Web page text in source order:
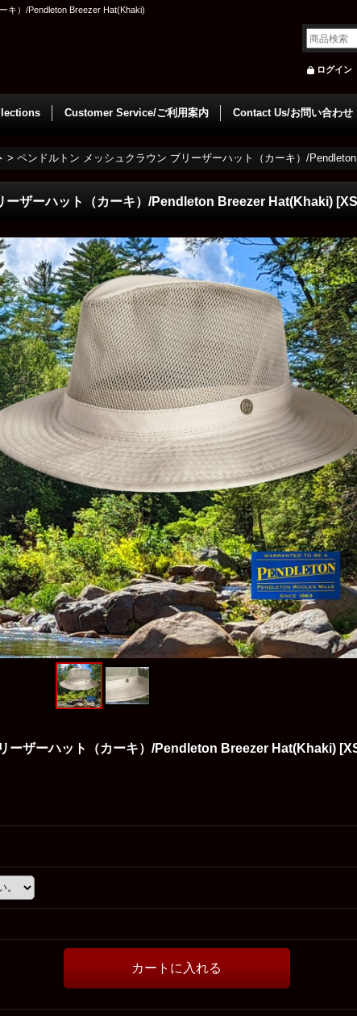
キ）/Pendleton Breezer Hat(Khaki)
ログイン
Customer Service/ご利用案内 Contact Us/お問い合わせ
> ペンドルトン メッシュクラウン ブリーザーハット（カーキ）/
ーザーハット（カーキ）/Pendleton Breezer Hat(Khaki) [
ーザーハット（カーキ）/Pendleton Breezer Hat(Khaki) [